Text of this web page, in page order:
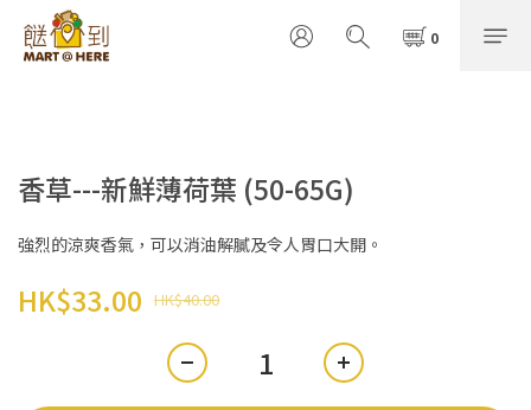
香草---新鮮薄荷葉 (50-65G)
強烈的涼爽香氣，可以消油解膩及令人胃口大開。
HK$40.00
HK$33.00